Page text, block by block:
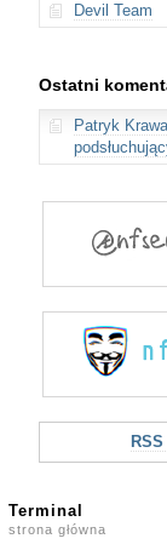
Devil Team
Ostatni
Patryk
Terminal
strona główna